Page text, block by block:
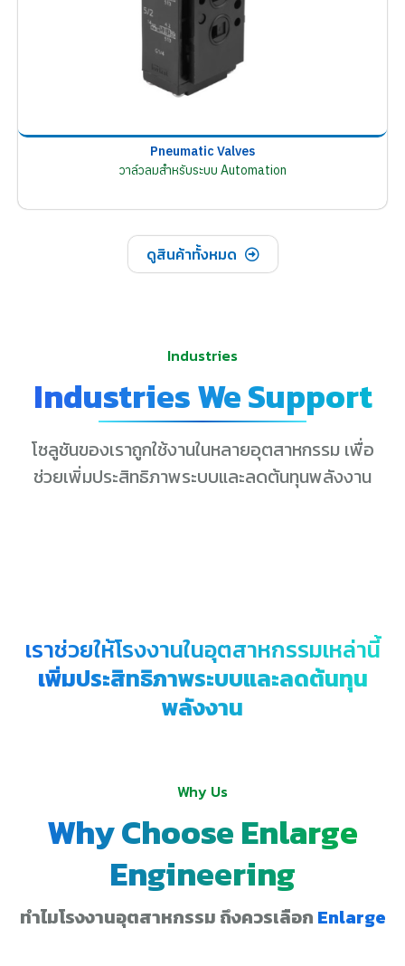
Pneumatic Valves
วาล์วลมสำหรับระบบ Automation
ดูสินค้าทั้งหมด
Industries
Industries We Support
โซลูชันของเราถูกใช้งานในหลายอุตสาหกรรม เพื่อ
ช่วยเพิ่มประสิทธิภาพระบบและลดต้นทุนพลังงาน
เราช่วยให้โรงงานในอุตสาหกรรมเหล่านี้
เพิ่มประสิทธิภาพระบบและลดต้นทุน
พลังงาน
Why Us
Why Choose Enlarge
Engineering
ทำไมโรงงานอุตสาหกรรม ถึงควรเลือก Enlarge